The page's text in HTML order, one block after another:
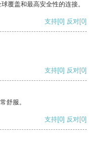
覆盖和最高安全性的连接。
支持[0] 反对[0]
支持[0] 反对[0]
舒服。
支持[0] 反对[0]